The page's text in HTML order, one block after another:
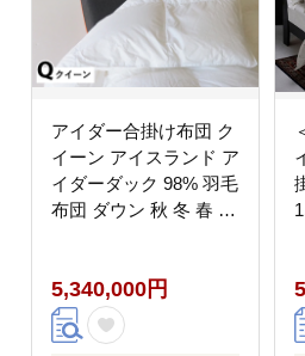
アイダー合掛け布団 ク
イーン アイスランド ア
イダーダック 98% 羽毛
布団 ダウン 秋 冬 春 保
5,340,000円